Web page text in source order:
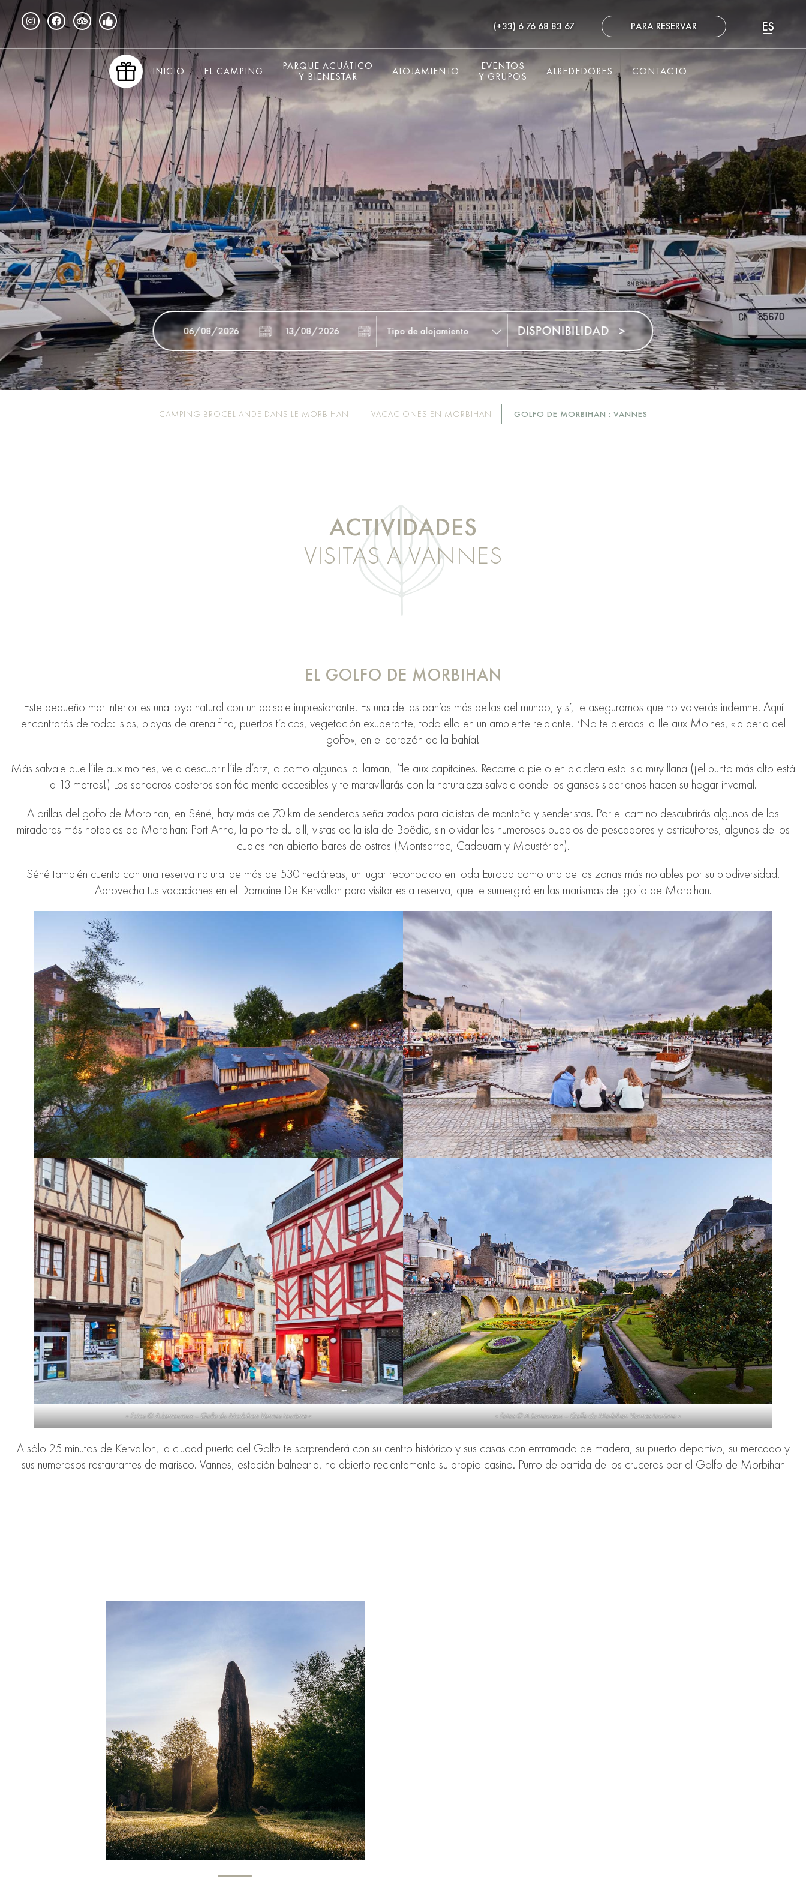
(+33) 6 76 68 83 67 PARA RESERVAR
FR
DE
ES
INICIO EL CAMPING
PARQUE ACUÁTICO
Y BIENESTAR
ALOJAMIENTO
EVENTOS
Y GRUPOS
ALREDEDORES CONTACTO
>
CAMPING BROCELIANDE DANS LE MORBIHAN VACACIONES EN MORBIHAN GOLFO DE MORBIHAN : VANNES
ACTIVIDADES
VISITAS A VANNES
EL GOLFO DE MORBIHAN
Este pequeño mar interior es una joya natural con un paisaje impresionante. Es una de las bahías más bellas del mundo, y sí, te aseguramos que no volverás indemne. Aquí
encontrarás de todo: islas, playas de arena fina, puertos típicos, vegetación exuberante, todo ello en un ambiente relajante. ¡No te pierdas la Ile aux Moines, «la perla del
golfo», en el corazón de la bahía!
Más salvaje que l’île aux moines, ve a descubrir l’île d’arz, o como algunos la llaman, l’île aux capitaines. Recorre a pie o en bicicleta esta isla muy llana (¡el punto más alto está
a 13 metros!) Los senderos costeros son fácilmente accesibles y te maravillarás con la naturaleza salvaje donde los gansos siberianos hacen su hogar invernal.
A orillas del golfo de Morbihan, en Séné, hay más de 70 km de senderos señalizados para ciclistas de montaña y senderistas. Por el camino descubrirás algunos de los
miradores más notables de Morbihan: Port Anna, la pointe du bill, vistas de la isla de Boëdic, sin olvidar los numerosos pueblos de pescadores y ostricultores, algunos de los
cuales han abierto bares de ostras (Montsarrac, Cadouarn y Moustérian).
Séné también cuenta con una reserva natural de más de 530 hectáreas, un lugar reconocido en toda Europa como una de las zonas más notables por su biodiversidad.
Aprovecha tus vacaciones en el Domaine De Kervallon para visitar esta reserva, que te sumergirá en las marismas del golfo de Morbihan.
» Fotos © A.Lamoureux – Golfe du Morbihan Vannes tourisme « » Fotos © A.Lamoureux – Golfe du Morbihan Vannes tourisme «
A sólo 25 minutos de Kervallon, la ciudad puerta del Golfo te sorprenderá con su centro histórico y sus casas con entramado de madera, su puerto deportivo, su mercado y
sus numerosos restaurantes de marisco. Vannes, estación balnearia, ha abierto recientemente su propio casino. Punto de partida de los cruceros por el Golfo de Morbihan